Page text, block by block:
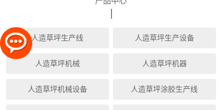
人造草坪生产线 人造草坪生产设备
人造草坪机械 人造草坪机器
人造草坪机械设备 人造草坪涂胶生产线